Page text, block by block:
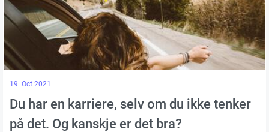
19. Oct 2021
Du har en karriere, selv om du ikke tenker
på det. Og kanskje er det bra?